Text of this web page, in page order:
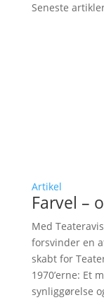
Seneste
Artikel
Farvel –
Med
forsvinder en
skabt for
1970’erne: Et
synliggørelse